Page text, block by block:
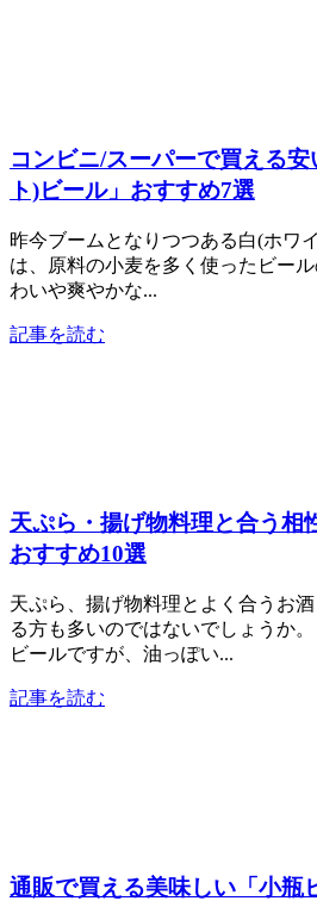
コンビニ/スーパーで買える
ト)ビール」おすすめ7選
昨今ブームとなりつつある白(ホワ
は、原料の小麦を多く使ったビー
わいや爽やかな...
記事を読む
天ぷら・揚げ物料理と合う相
おすすめ10選
天ぷら、揚げ物料理とよく合うお
る方も多いのではないでしょうか
ビールですが、油っぽい...
記事を読む
通販で買える美味しい「小瓶